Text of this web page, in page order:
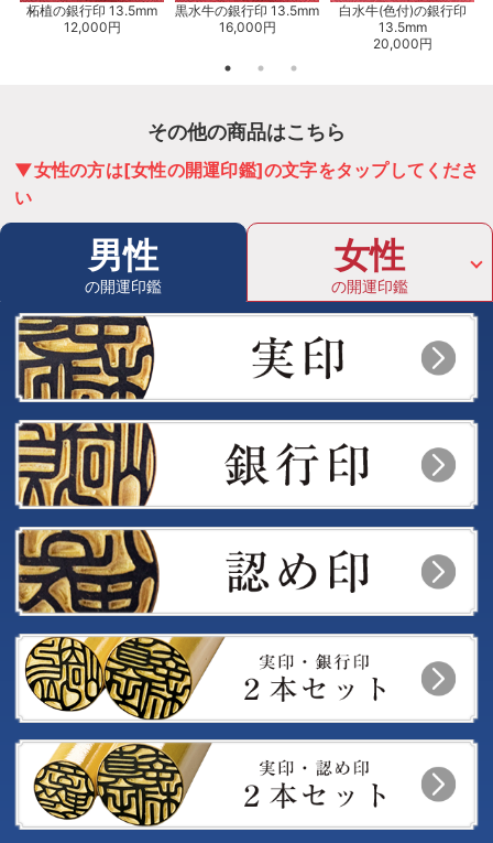
柘植の銀行印 13.5mm
12,000円
黒水牛の銀行印 13.5mm
16,000円
白水牛(色付)の銀行印
13.5mm
20,000円
その他の商品はこちら
▼女性の方は[女性の開運印鑑]の文字をタップしてくださ
い
男性
の開運印鑑
女性
の開運印鑑